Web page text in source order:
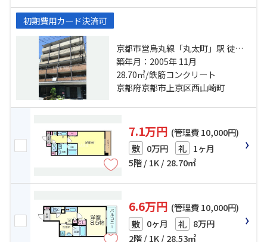
初期費用カード決済可
京都市営烏丸線「丸太町」駅 徒歩8
分 京都地下鉄東西線「二条城前」
駅 徒歩10分 京都市営烏丸線「烏丸
御池」駅 徒歩18分
築年月：2005年 11月
28.70㎡/鉄筋コンクリート
京都府京都市上京区西山崎町
7.1万円 (管理費 10,000円)
敷 0万円 礼 1ヶ月
5階 / 1K / 28.70㎡
6.6万円 (管理費 10,000円)
敷 0ヶ月 礼 8万円
2階 / 1K / 28.53㎡